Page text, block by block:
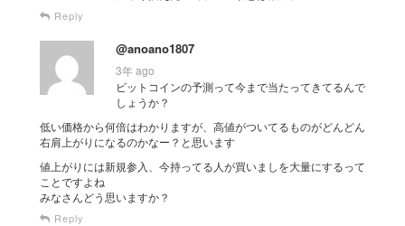
Reply
@anoano1807
3年 ago
ビットコインの予測って今まで当たってきてるんで
しょうか？
低い価格から何倍はわかりますが、高値がついてるものがどんどん
右肩上がりになるのかなー？と思います
値上がりには新規参入、今持ってる人が買いましを大量にするって
ことですよね
みなさんどう思いますか？
Reply